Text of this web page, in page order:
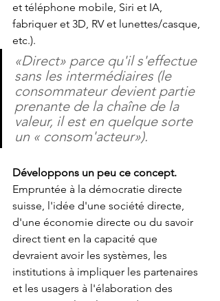
et téléphone mobile, Siri et IA,
fabriquer et 3D, RV et lunettes/casque,
etc.).
«Direct» parce qu'il s'effectue
sans les intermédiaires (le
consommateur devient partie
prenante de la chaîne de la
valeur, il est en quelque sorte
un « consom'acteur»).
Développons un peu ce concept.
Empruntée à la démocratie directe
suisse, l'idée d'une société directe,
d'une économie directe ou du savoir
direct tient en la capacité que
devraient avoir les systèmes, les
institutions à impliquer les partenaires
et les usagers à l'élaboration des